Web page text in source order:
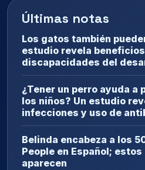
Últimas notas
Los gatos también
estudio revela
discapacidades del
¿Tener un perro ayuda a
los niños? Un estudio
infecciones y uso de
Belinda encabeza a los
People en Español;
aparecen